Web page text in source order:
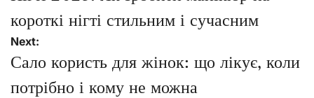
короткі нігті стильним і сучасним
Next:
Сало користь для жінок: що лікує, коли
потрібно і кому не можна